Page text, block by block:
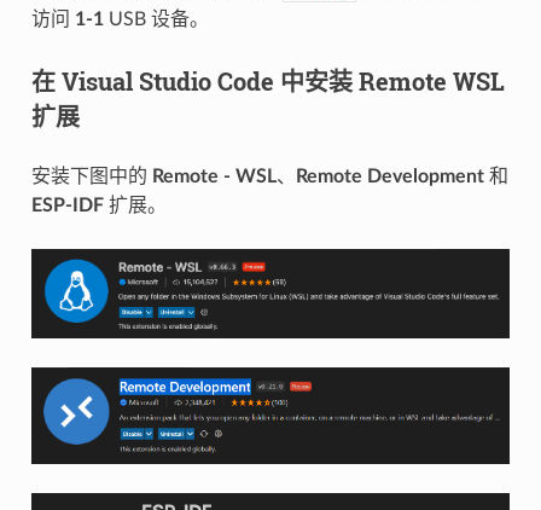
访问 1-1USB 设备。
在 Visual Studio Code 中安装 Remote WSL
扩展
安装下图中的 Remote - WSL、 Remote Development和
ESP-IDF扩展。